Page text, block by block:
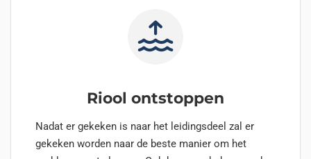
Riool ontstoppen
Nadat er gekeken is naar het leidingsdeel zal er
gekeken worden naar de beste manier om het